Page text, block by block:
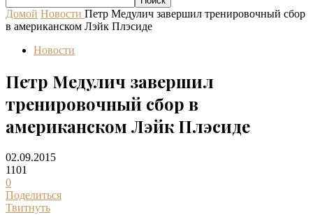
Домой Новости Петр Медулич завершил тренировочный сбор
в американском Лэйк Плэсиде
Новости
Петр Медулич завершил
тренировочный сбор в
американском Лэйк Плэсиде
02.09.2015
1101
0
Поделиться
Твитнуть